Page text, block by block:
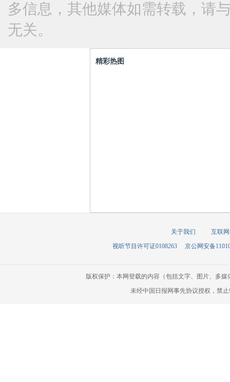
多信息，其他媒体如需转载，请
无关。
精彩热图
展
魅
力
布
卖
城
两
关于我们
互联
视听节目许可证0108263
京公网安备
版权保护：本网登载的内容（包括文字、图片、多
未经中国日报网事先协议授权，禁止